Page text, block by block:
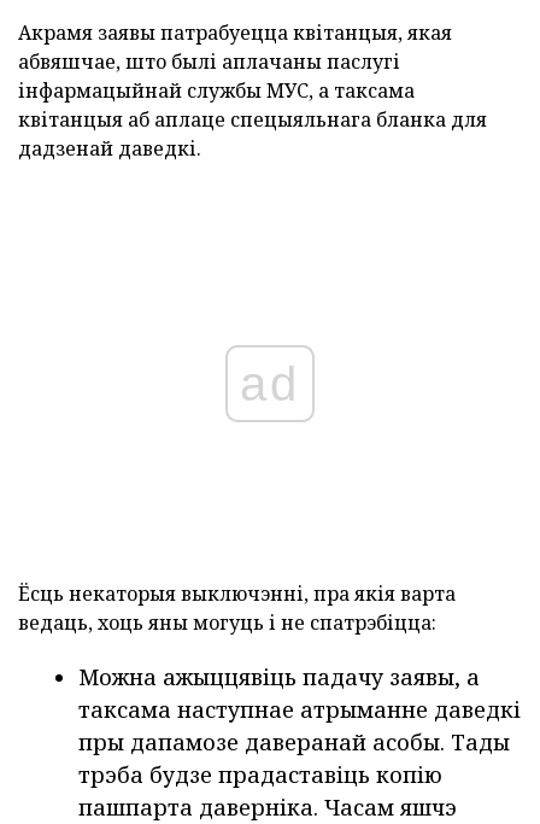
Акрамя заявы патрабуецца квітанцыя, якая
абвяшчае, што былі аплачаны паслугі
інфармацыйнай службы МУС, а таксама
квітанцыя аб аплаце спецыяльнага бланка для
дадзенай даведкі.
ad
Ёсць некаторыя выключэнні, пра якія варта
ведаць, хоць яны могуць і не спатрэбіцца:
Можна ажыццявіць падачу заявы, а
таксама наступнае атрыманне даведкі
пры дапамозе даверанай асобы. Тады
трэба будзе прадаставіць копію
пашпарта даверніка. Часам яшчэ